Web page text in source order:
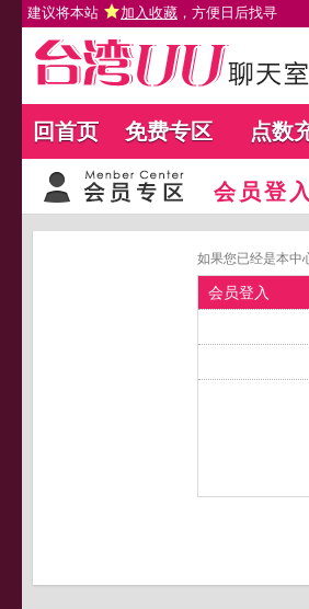
建议将本站 加入收藏 ，方便日后找寻
回首页 免费专区 点数
会员登入
如果您已经是本中
会员登入